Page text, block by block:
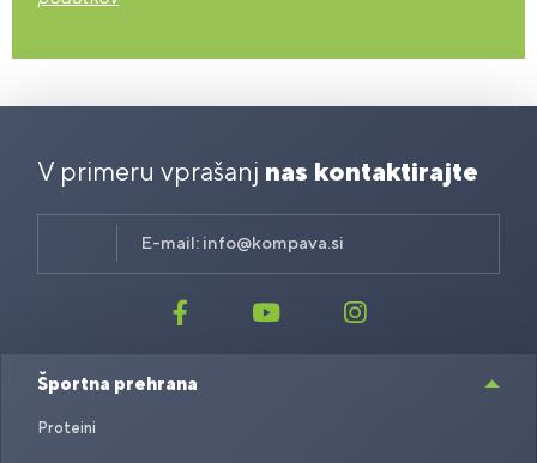
V primeru vprašanj nas kontaktirajte
E-mail: info@kompava.si
Športna prehrana
Proteini